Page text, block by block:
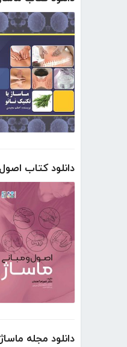
دانلود کتاب
دانلود مجله